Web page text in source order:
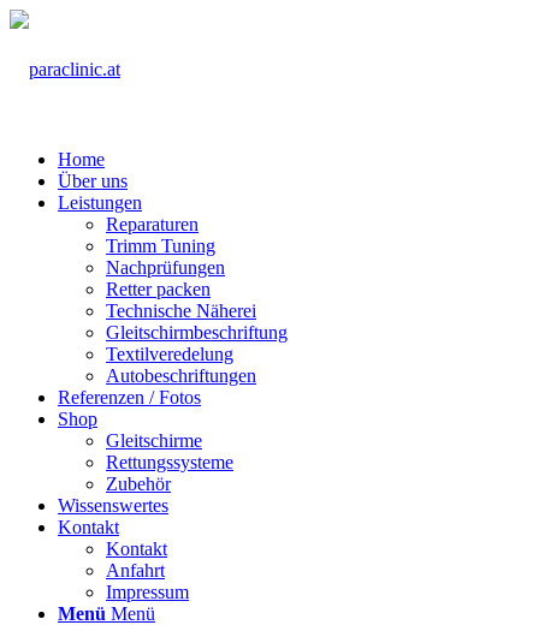
Home
Über uns
Leistungen
Reparaturen
Trimm Tuning
Nachprüfungen
Retter packen
Technische Näherei
Gleitschirmbeschriftung
Textilveredelung
Autobeschriftungen
Referenzen / Fotos
Shop
Gleitschirme
Rettungssysteme
Zubehör
Wissenswertes
Kontakt
Kontakt
Anfahrt
Impressum
Menü Menü